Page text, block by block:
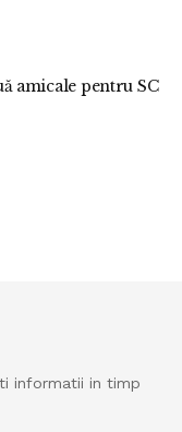
amicale pentru SC
informatii in timp